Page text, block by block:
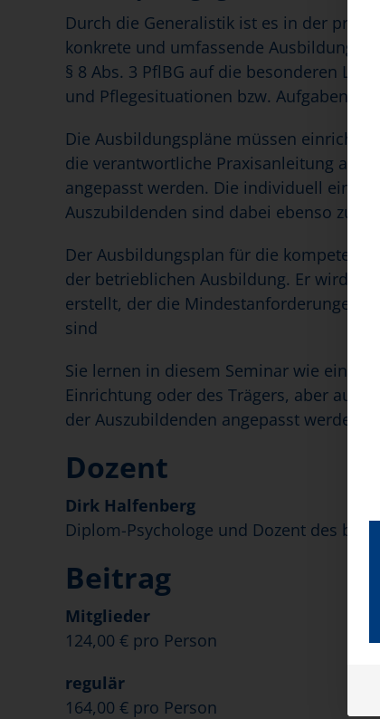
Durch die Generalistik ist es in der
konkrete und umfassende
§ 8 Abs. 3 PflBG auf die besonderen
und Pflegesituationen bzw.
Die Ausbildungspläne müssen
die verantwortliche Praxisanleitung an
angepasst werden. Die individuell
Auszubildenden sind dabei ebenso zu
Der Ausbildungsplan für die
der betrieblichen Ausbildung. Er wird
erstellt, der die Mindestanforderungen
sind
Sie lernen in diesem Seminar wie ein
Einrichtung oder des Trägers, aber
der Auszubildenden angepasst werden
Dozent
Dirk Halfenberg
Diplom-Psychologe und Dozent des bad
Beitrag
Mitglieder
124,00 € pro Person
regulär
164,00 € pro Person